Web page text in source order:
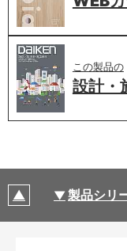
この製品の
設計・
製品シリ